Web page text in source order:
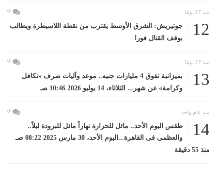
منذ 17 يومًا 0
12
جوتيريش: الشرق الأوسط يقترب من نقطة اللاسيطرة ويطالب
بوقف القتال فورا
منذ 17 يومًا 0
13
بميزانية تفوق 4 مليارات جنيه.. موعد وآليات صرف «تكافل
وكرامة» عن شهر... الثلاثاء، 14 يوليو 2026 10:46 صـ
منذ عام واحد 0
14
طقس اليوم الأحد.. مائل للحرارة نهاراً مائل للبرودة ليلاً..
والعظمى فى القاهرة...اليوم الأحد، 30 مارس 2025 08:22 صـ
منذ 55 دقيقة